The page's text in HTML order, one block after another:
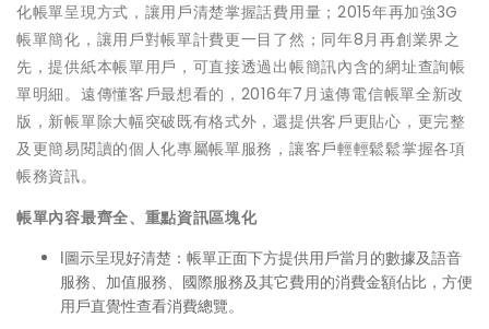
化帳單呈現方式，讓用戶清楚掌握話費用量；2015年再加強3G
帳單簡化，讓用戶對帳單計費更一目了然；同年8月再創業界之
先，提供紙本帳單用戶，可直接透過出帳簡訊內含的網址查詢帳
單明細。遠傳懂客戶最想看的，2016年7月遠傳電信帳單全新改
版，新帳單除大幅突破既有格式外，還提供客戶更貼心，更完整
及更簡易閱讀的個人化專屬帳單服務，讓客戶輕輕鬆鬆掌握各項
帳務資訊。
帳單內容最齊全、重點資訊區塊化
l圖示呈現好清楚：帳單正面下方提供用戶當月的數據及語音
服務、加值服務、國際服務及其它費用的消費金額佔比，方便
用戶直覺性查看消費總覽。